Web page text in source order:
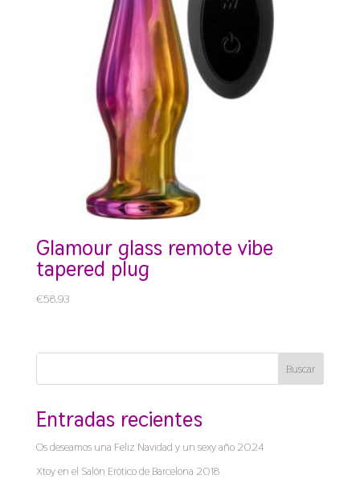
glamour glass remote vibe
tapered plug
€58.93
Buscar
Entradas recientes
Os deseamos una Feliz Navidad y un sexy año 2024
Xtoy en el Salón Erótico de Barcelona 2018